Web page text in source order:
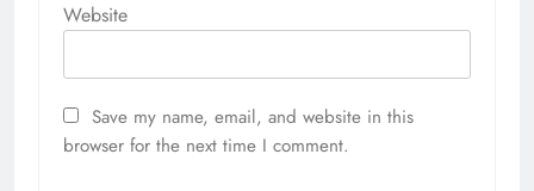
Website
Save my name, email, and website in this
browser for the next time I comment.